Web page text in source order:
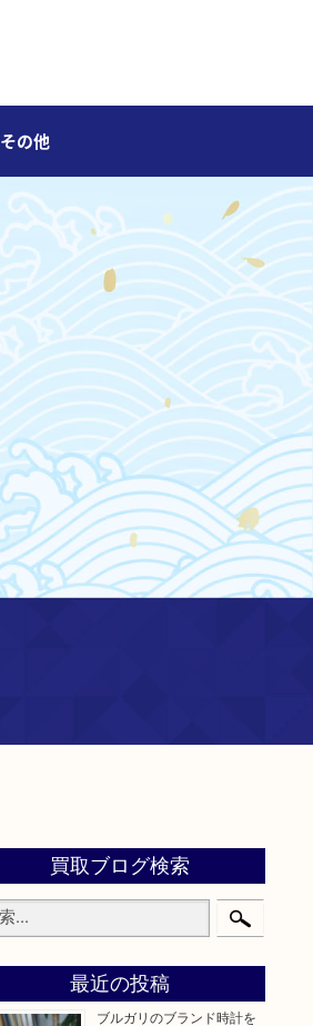
その他
買取ブログ検索
最近の投稿
ブルガリのブランド時計を